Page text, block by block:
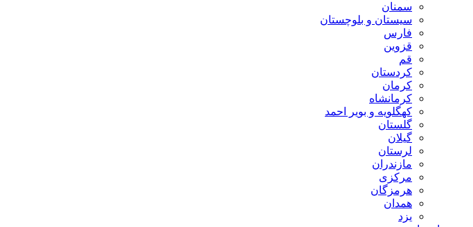
سمنان
سیستان و بلوچستان
فارس
قزوین
قم
کردستان
کرمان
کرمانشاه
کهگلویه و بویر احمد
گلستان
گیلان
لرستان
مازندران
مرکزی
هرمزگان
همدان
یزد